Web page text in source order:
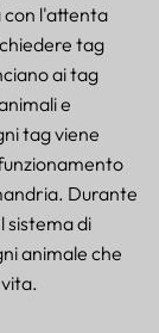
con l'attenta
tag
ai tag
e
tag viene
Durante
sistema di
animale che